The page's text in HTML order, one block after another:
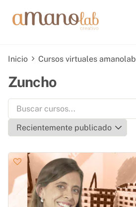
Inicio Cursos virtuales amanolab
Zuncho